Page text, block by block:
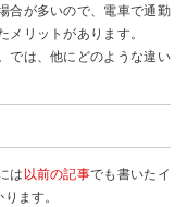
合が多いので、電車で通勤
リットがあります。
では、他にどのような違い
は以前の記事でも書いたイ
ます。